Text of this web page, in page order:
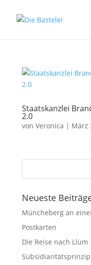
Staatskanzlei
2.0
von Veronica | März
Neueste
Müncheberg an
Postkarten
Die Reise nach Llüm